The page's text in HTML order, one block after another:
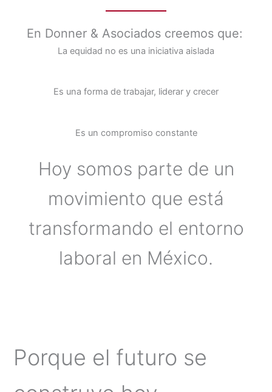
En Donner & Asociados creemos que:
La equidad no es una iniciativa aislada
Es una forma de trabajar, liderar y crecer
Es un compromiso constante
Hoy somos parte de un
movimiento que está
transformando el entorno
laboral en México.
Porque el futuro se